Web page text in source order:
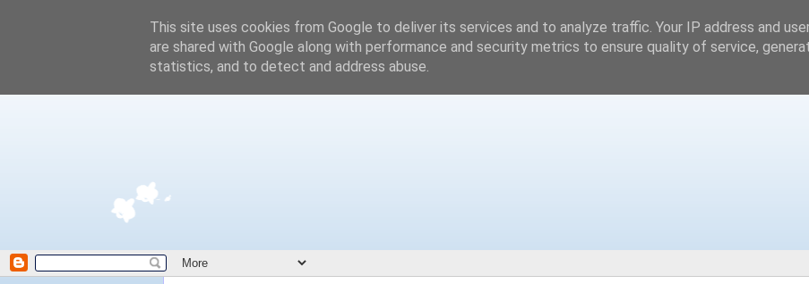
This site uses cookies from Google to deliver its services and to analyze traffic. Your IP address and
are shared with Google along with performance and security metrics to ensure quality of service,
statistics, and to detect and address abuse.